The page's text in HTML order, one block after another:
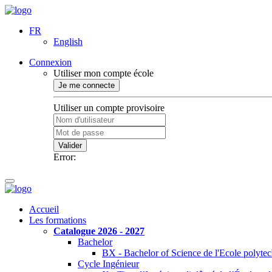
FR
English
Connexion
Utiliser mon compte école
Je me connecte
Utiliser un compte provisoire
Valider
Error:
Accueil
Les formations
Catalogue 2026 - 2027
Bachelor
BX - Bachelor of Science de l'Ecole
Cycle Ingénieur